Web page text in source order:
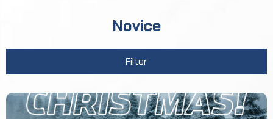
Novice
Filter